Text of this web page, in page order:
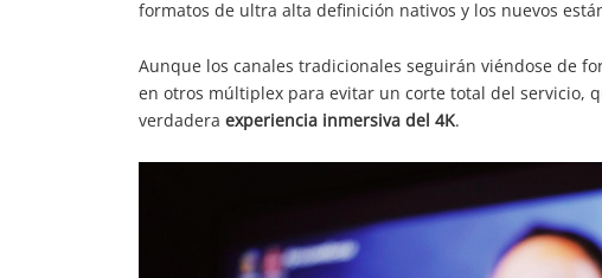
formatos de ultra alta definición nativos y los nuevos
Aunque los canales tradicionales seguirán viéndose de
en otros múltiplex para evitar un corte total del servicio,
verdadera experiencia inmersiva del 4K.